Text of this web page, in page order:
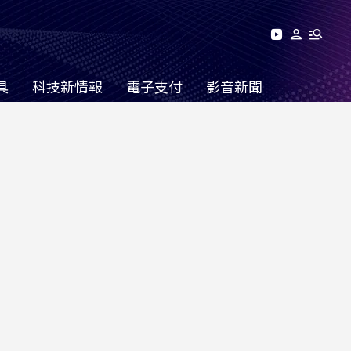
科技新情報 電子支付 影音新聞